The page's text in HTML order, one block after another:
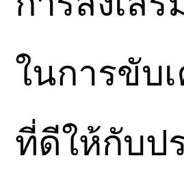
ในการขับ
ที่ดีให้กับป